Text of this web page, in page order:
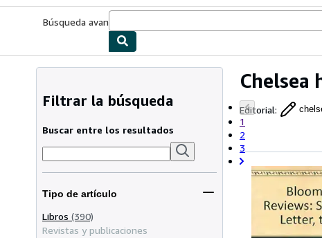
Búsqueda avanzada
Chelsea
Editorial:
1
2
3
Filtrar la búsqueda
Buscar entre los resultados
Tipo de artículo
Libros (390)
Revistas y publicaciones